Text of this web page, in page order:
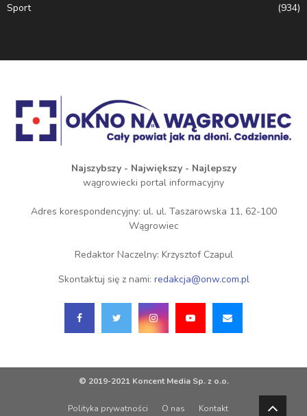
Sport
(934)
Najszybszy - Największy - Najlepszy
wągrowiecki portal informacyjny
Adres korespondencyjny: ul. ul. Taszarowska 11, 62-100
Wągrowiec
Redaktor Naczelny: Krzysztof Czapul
Skontaktuj się z nami: redakcja@onw.com.pl
© 2019-2021 Koncent Media Sp. z o.o.
Polityka prywatności O nas Kontakt